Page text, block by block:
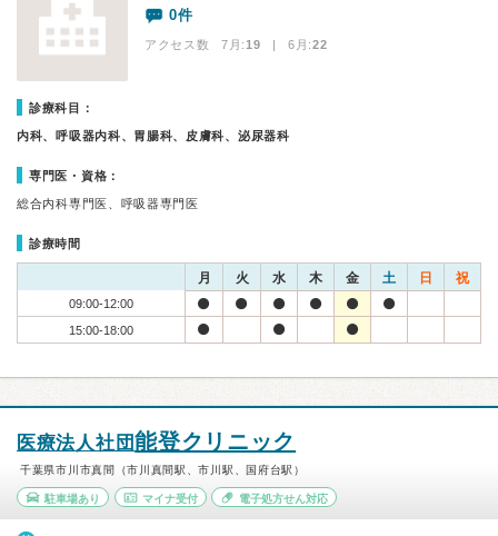
0件
アクセス数 7月:19 | 6月:22
診療科目：
内科、呼吸器内科、胃腸科、皮膚科、泌尿器科
専門医・資格：
総合内科専門医、呼吸器専門医
診療時間
月 火 水 木 金 土 日 祝
09:00-12:00
15:00-18:00
医療法人社団能登クリニック
千葉県市川市真間（市川真間駅、市川駅、国府台駅）
駐車場あり マイナ受付 電子処方せん対応